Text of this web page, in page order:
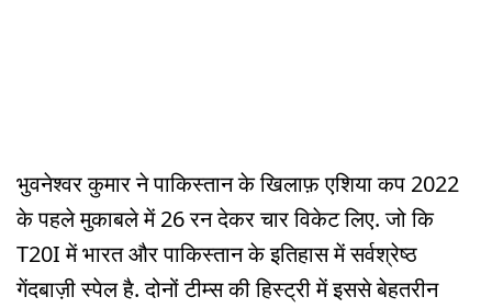
भुवनेश्वर कुमार ने पाकिस्तान के खिलाफ़ एशिया कप 2022
के पहले मुकाबले में 26 रन देकर चार विकेट लिए. जो कि
T20I में भारत और पाकिस्तान के इतिहास में सर्वश्रेष्ठ
गेंदबाज़ी स्पेल है. दोनों टीम्स की हिस्ट्री में इससे बेहतरीन